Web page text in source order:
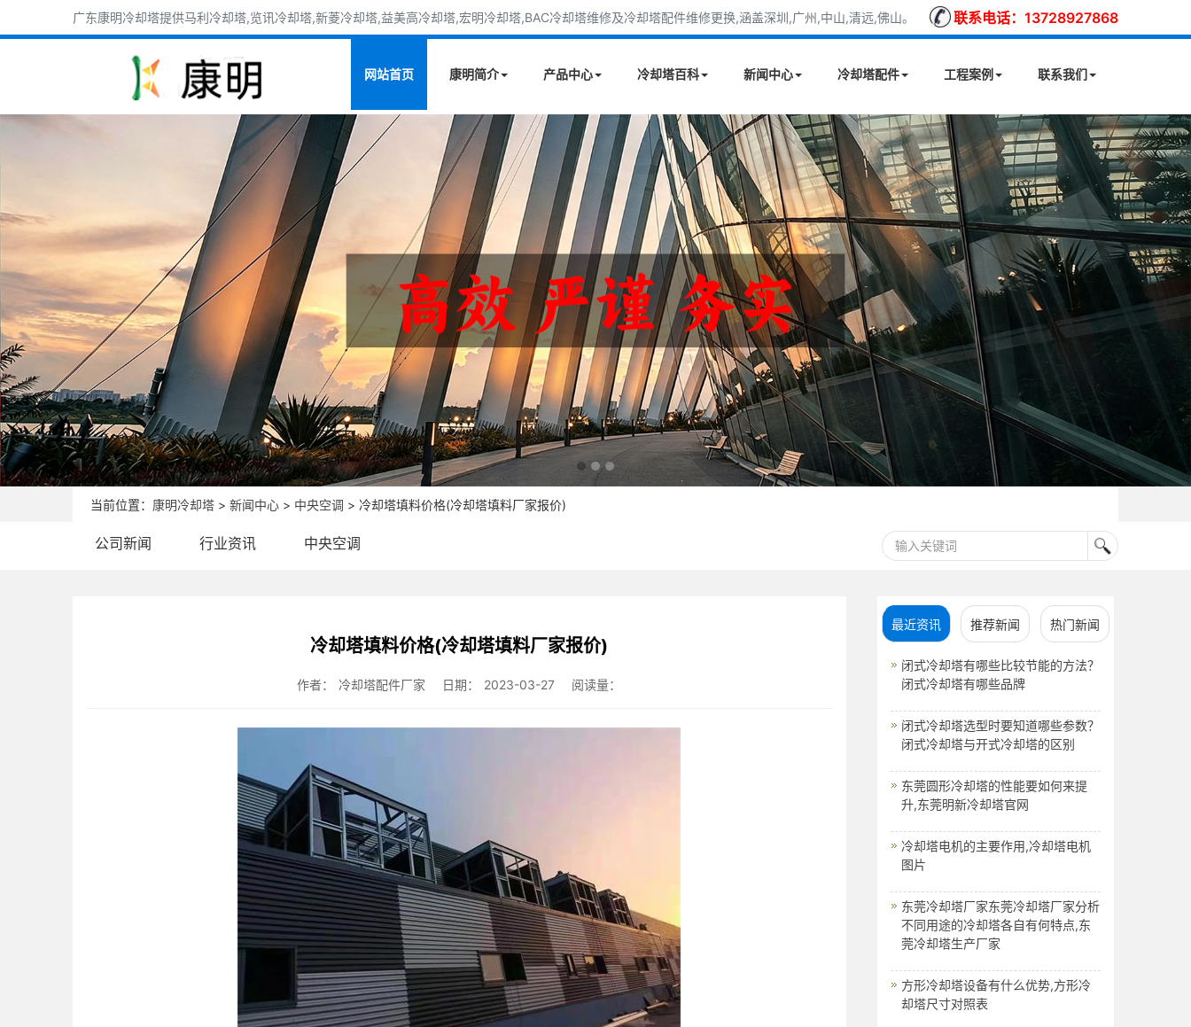
广东康明冷却塔提供马利冷却塔,览讯冷却塔,新菱冷却塔,益美高冷却塔,宏明冷却塔,BAC冷却塔维修及冷却塔配件维修更换,涵盖深圳,广州,中山,清远,佛山。 联系电话：13728927868
网站首页 康明简介 产品中心 冷却塔百科 新闻中心 冷却塔配件 工程案例 联系我们
当前位置： 康明冷却塔 > 新闻中心 > 中央空调 > 冷却塔填料价格(冷却塔填料厂家报价)
公司新闻 行业资讯 中央空调
冷却塔填料价格(冷却塔填料厂家报价)
作者： 冷却塔配件厂家 日期： 2023-03-27 阅读量：
最近资讯 推荐新闻 热门新闻
闭式冷却塔有哪些比较节能的方法？
闭式冷却塔有哪些品牌
闭式冷却塔选型时要知道哪些参数？
闭式冷却塔与开式冷却塔的区别
东莞圆形冷却塔的性能要如何来提
升,东莞明新冷却塔官网
冷却塔电机的主要作用,冷却塔电机
图片
东莞冷却塔厂家东莞冷却塔厂家分析
不同用途的冷却塔各自有何特点,东
莞冷却塔生产厂家
方形冷却塔设备有什么优势,方形冷
却塔尺寸对照表